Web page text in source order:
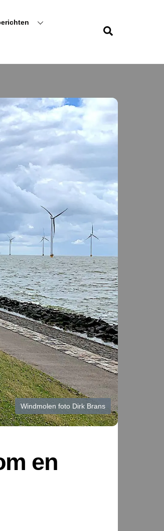
Windmolen foto Dirk Brans
en